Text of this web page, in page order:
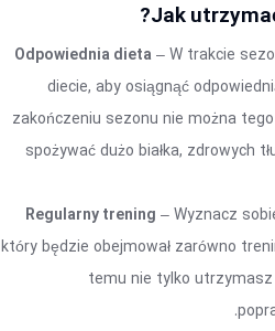
Jak
Odpowiednia dieta– W trakcie
diecie, aby osiągnąć
zakończeniu sezonu nie można
spożywać dużo białka, zdrowych
Regularny trening – Wyznacz
który będzie obejmował zarówno
temu nie tylko